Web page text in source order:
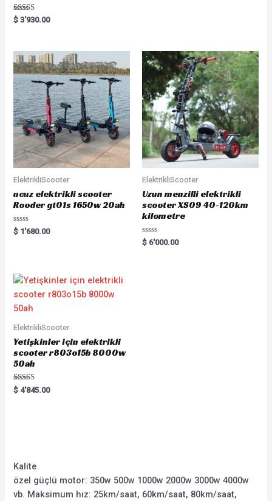
Rated
5.00
$ 3'930.00
ElektrikliScooter
ucuz elektrikli scooter
Rooder gt01s 1650w 20ah
Rated
0
$ 1'680.00
ElektrikliScooter
Uzun menzilli elektrikli
scooter XS09 40-120km
kilometre
Rated
0
$ 6'000.00
ElektrikliScooter
Yetişkinler için elektrikli
scooter r803o15b 8000w
50ah
Rated
5.00
$ 4'845.00
Kalite
özel güçlü motor: 350w 500w 1000w 2000w 3000w 4000w
vb. Maksimum hız: 25km/saat, 60km/saat, 80km/saat,